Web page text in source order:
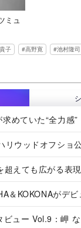
ミュ
子 高野寛 池村隆司
めていた“全力感”
リウッドオフショ
超えても広がる表現
＆KOKONAがデビ
ュー Vol.9：岬 な